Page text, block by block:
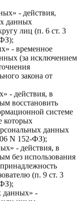
- действия,
данных
лиц (п. 6 ст. 3
- временное
(за исключением
закона от
- действия, в
восстановить
системе
которых
данных
N 152-ФЗ);
- действия, в
без использования
(п. 9 ст. 3
данных» -